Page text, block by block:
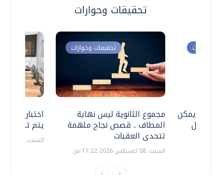
تحقيقات وحوارات
اختبارات
يتم
السبت، 18 يوليو 2026 09:22 ص
تحقيقات وحوارات
مجموع الثانوية ليس نهاية
المطاف .. قصص نجاح ملهمة
تتحدى العقبات
السبت، 08 اغسطس 2026 11:22 ص
وحوارات
.. هل يمكن
نتعامل